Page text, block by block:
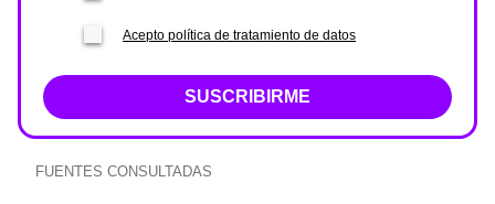
Acepto política de tratamiento de datos
SUSCRIBIRME
FUENTES CONSULTADAS